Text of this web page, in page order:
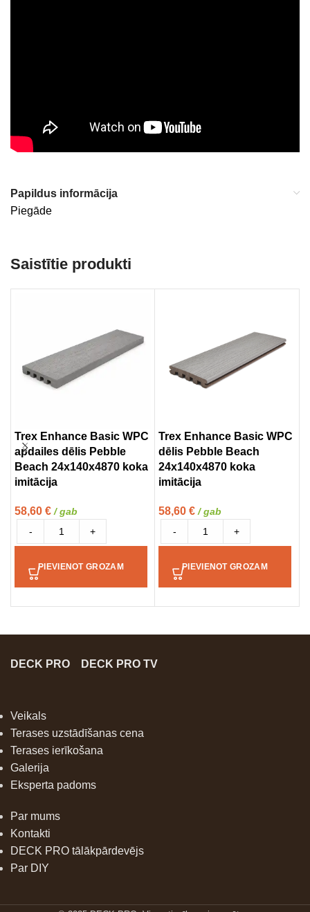
Papildus informācija
Piegāde
Saistītie produkti
Trex Enhance Basic WPC
apdailes dēlis Pebble
Beach 24x140x4870 koka
imitācija
58,60 € / gab
-
+
PIEVIENOT GROZAM
Trex Enhance Basic WPC
dēlis Pebble Beach
24x140x4870 koka
imitācija
58,60 € / gab
-
+
PIEVIENOT GROZAM
DECK PRO DECK PRO TV
Veikals
Terases uzstādīšanas cena
Terases ierīkošana
Galerija
Eksperta padoms
Par mums
Kontakti
DECK PRO tālākpārdevējs
Par DIY